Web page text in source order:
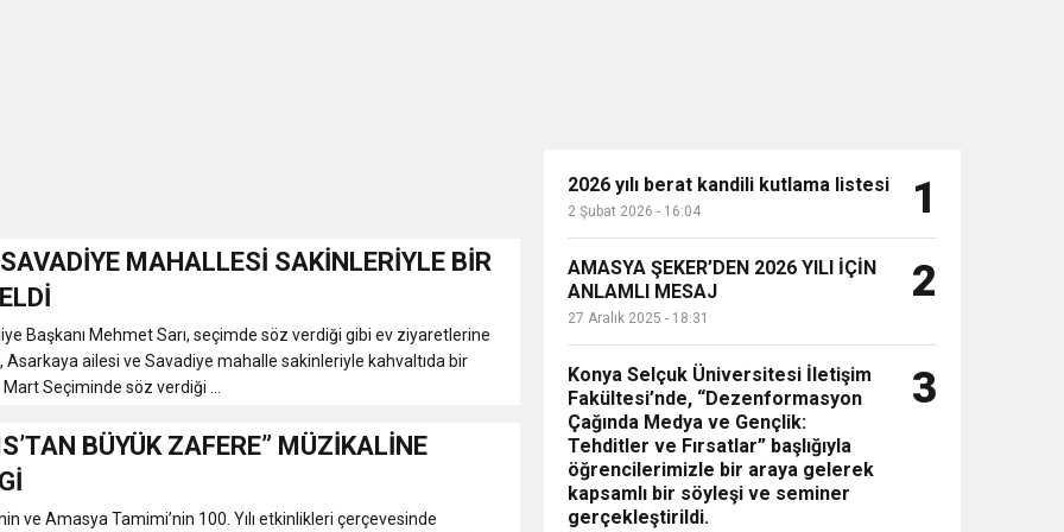
“Amasya’nın Gururları: Dereceye Giren Öğrenciler İçin Anlamlı Tören”
Festivali
listesi
MAHALLESİ SAKİNLERİYLE BİR
Başkanı Mehmet Sarı, seçimde söz verdiği gibi ev ziyaretlerine
Asarkaya ailesi ve Savadiye mahalle sakinleriyle kahvaltıda bir
Seçiminde söz verdiği ...
BÜYÜK ZAFERE” MÜZİKALİNE
ve Amasya Tamimi’nin 100. Yılı etkinlikleri çerçevesinde
2026 yılı berat kandili kutlama listesi
2 Şubat 2026 - 16:04 1
AMASYA ŞEKER’DEN 2026 YILI İÇİN
ANLAMLI MESAJ
27 Aralık 2025 - 18:31
2
Konya Selçuk Üniversitesi İletişim
Fakültesi’nde, “Dezenformasyon
Çağında Medya ve Gençlik:
Tehditler ve Fırsatlar” başlığıyla
öğrencilerimizle bir araya gelerek
kapsamlı bir söyleşi ve seminer
gerçekleştirildi.
3